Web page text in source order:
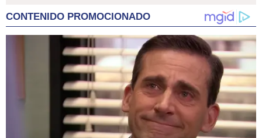
CONTENIDO PROMOCIONADO